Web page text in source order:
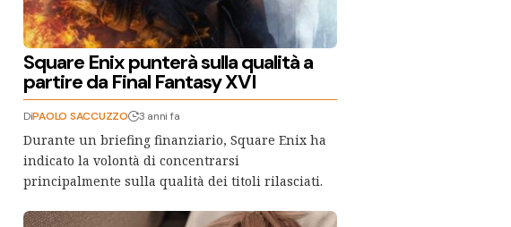
Square Enix punterà sulla qualità a
partire da Final Fantasy XVI
DiPAOLO SACCUZZO 3 anni fa
Durante un briefing finanziario, Square Enix ha
indicato la volontà di concentrarsi
principalmente sulla qualità dei titoli rilasciati.